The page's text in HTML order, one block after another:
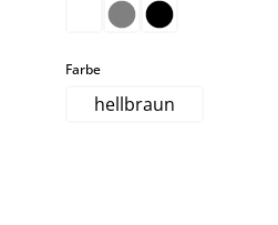
pour le moment.)
pour le moment.)
pas disponible pour le moment.)
Farbeselect
hellbraun